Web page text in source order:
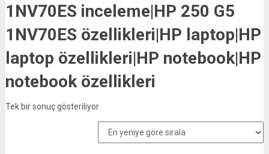
1NV70ES inceleme|HP 250 G5
1NV70ES özellikleri|HP laptop|HP
laptop özellikleri|HP notebook|HP
notebook özellikleri
Tek bir sonuç gösteriliyor